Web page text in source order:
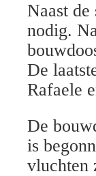
Naast
nodig.
De
Rafaele
De
is
vluchten